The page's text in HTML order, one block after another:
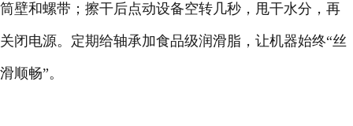
筒壁和螺带；擦干后点动设备空转几秒，甩干水分，再
关闭电源。定期给轴承加食品级润滑脂，让机器始终“丝
滑顺畅”。